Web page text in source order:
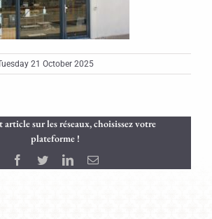
21 October 2025
article sur les réseaux, choisissez votre
plateforme !
Facebook
TwitterLinkedInEmail